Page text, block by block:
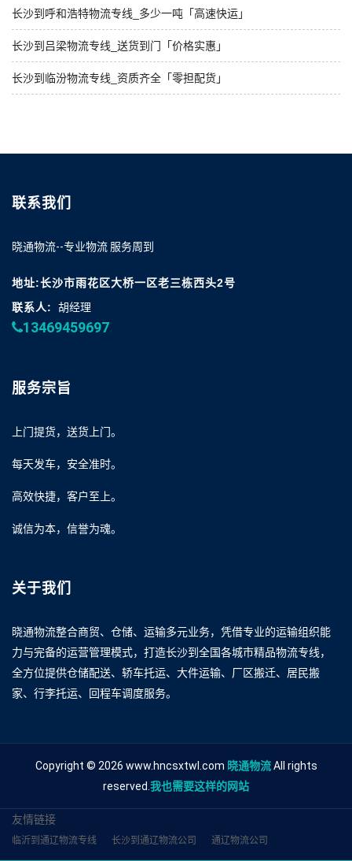
长沙到呼和浩特物流专线_多少一吨「高速快运」
长沙到吕梁物流专线_送货到门「价格实惠」
长沙到临汾物流专线_资质齐全「零担配货」
联系我们
晓通物流--专业物流 服务周到
地址:长沙市雨花区大桥一区老三栋西头2号
联系人:
胡经理
13469459697
服务宗旨
上门提货，送货上门。
每天发车，安全准时。
高效快捷，客户至上。
诚信为本，信誉为魂。
关于我们
晓通物流整合商贸、仓储、运输多元业务，凭借专业的运输组织能
力与完备的运营管理模式，打造长沙到全国各城市精品物流专线，
全方位提供仓储配送、轿车托运、大件运输、厂区搬迁、居民搬
家、行李托运、回程车调度服务。
Copyright © 2026 www.hncsxtwl.com 晓通物流All rights
reserved.我也需要这样的网站
友情链接
临沂到通辽物流专线 长沙到通辽物流公司 通辽物流公司